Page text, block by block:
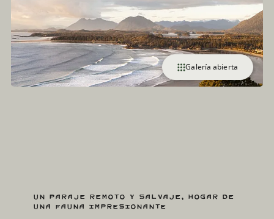
Galería abierta
Un paraje remoto y salvaje, hogar de
una fauna impresionante